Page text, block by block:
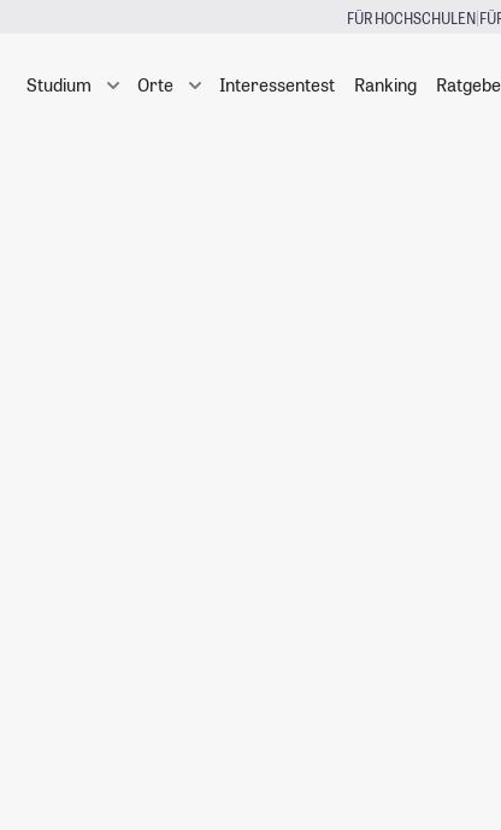
FÜR HOCHSCHULEN|
Studium Orte Interessentest Ranking